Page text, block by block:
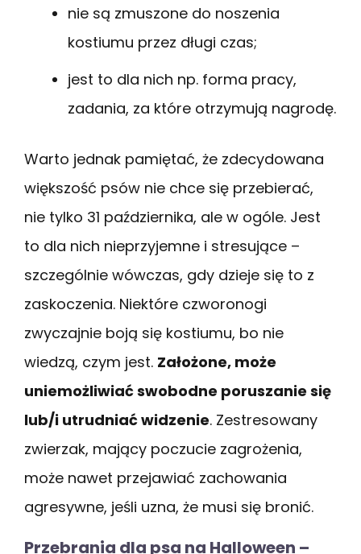
nie są zmuszone do noszenia
kostiumu przez długi czas;
jest to dla nich np. forma pracy,
zadania, za które otrzymują nagrodę.
Warto jednak pamiętać, że zdecydowana
większość psów nie chce się przebierać,
nie tylko 31 października, ale w ogóle. Jest
to dla nich nieprzyjemne i stresujące –
szczególnie wówczas, gdy dzieje się to z
zaskoczenia. Niektóre czworonogi
zwyczajnie boją się kostiumu, bo nie
wiedzą, czym jest. Założone, może
uniemożliwiać swobodne poruszanie się
lub/i utrudniać widzenie. Zestresowany
zwierzak, mający poczucie zagrożenia,
może nawet przejawiać zachowania
agresywne, jeśli uzna, że musi się bronić.
Przebrania dla psa na Halloween –